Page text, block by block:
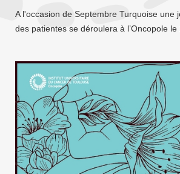
A l'occasion de Septembre Turquoise une
des patientes se déroulera à l’Oncopole le